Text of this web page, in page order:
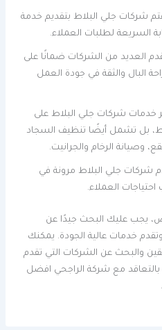
شركات جلي البلاط بتقديم خدمة
السريعة لطلبات العملاء.
العديد من الشركات ضمانًا على
البال والثقة في جودة العمل
خدمات شركات جلي البلاط على
بل تشمل أيضًا تنظيف السجاد
وصيانة الرخام والجرانيت.
شركات جلي البلاط مرونة في
احتياجات العملاء.
يجب عليك البحث جيدًا عن
خدمات عالية الجودة. يمكنك
والبحث عن الشركات التي تقدم
مع شركة الراجحي افضل